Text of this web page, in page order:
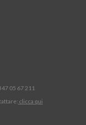
05 67 211
clicca qui